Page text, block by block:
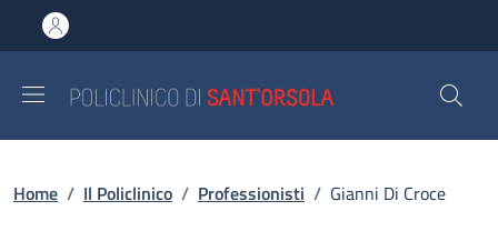
al contenuto principale
to footer content
Briciole di pane
Home / Il Policlinico / Professionisti / Gianni Di Croce